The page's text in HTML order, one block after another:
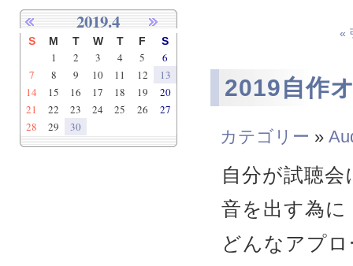
«
2019自作
カテゴリー »
自分が試聴
音を出す為に
どんなアプ
2019.4
S M T W T F S
1 2 3 4 5
6
7
8 9 10 11 12
13
14
15 16 17 18 19
20
21
22 23 24 25 26
27
28
29 30